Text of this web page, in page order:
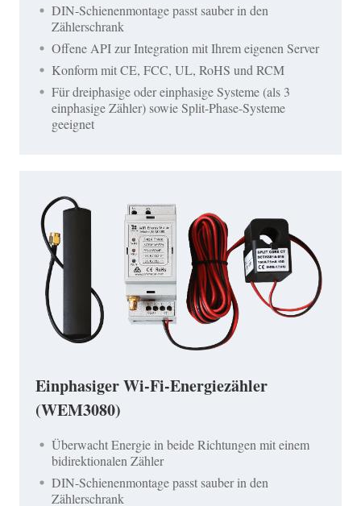
DIN-Schienenmontage passt sauber in den
Zählerschrank
Offene API zur Integration mit Ihrem eigenen Server
Konform mit CE, FCC, UL, RoHS und RCM
Für dreiphasige oder einphasige Systeme (als 3
einphasige Zähler) sowie Split-Phase-Systeme
geeignet
Einphasiger Wi-Fi-Energiezähler
(WEM3080)
Überwacht Energie in beide Richtungen mit einem
bidirektionalen Zähler
DIN-Schienenmontage passt sauber in den
Zählerschrank